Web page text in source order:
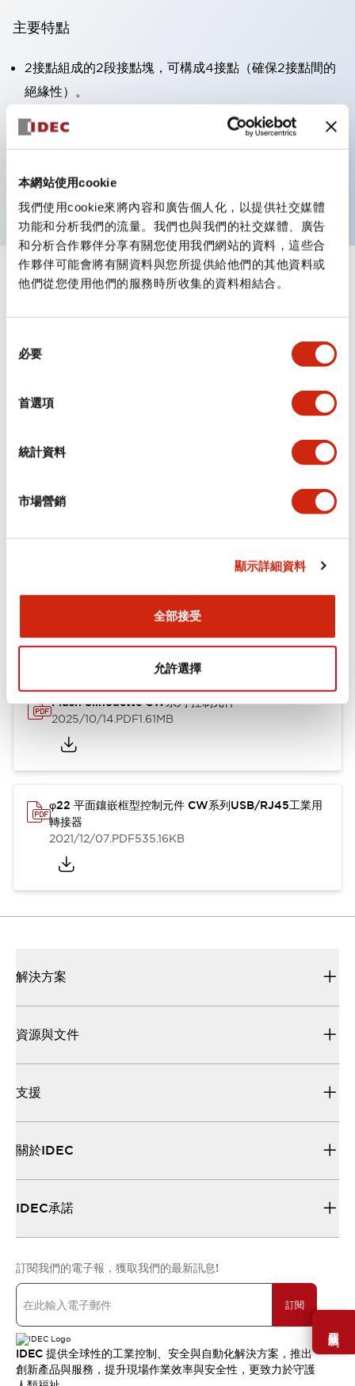
本網站使用cookie
我們使用cookie來將內容和廣告個人化，以提供社交媒體
功能和分析我們的流量。我們也與我們的社交媒體、廣告
和分析合作夥伴分享有關您使用我們網站的資料，這些合
作夥伴可能會將有關資料與您所提供給他們的其他資料或
他們從您使用他們的服務時所收集的資料相結合。
必要
首選項
統計資料
市場營銷
顯示詳細資料
全部接受
允許選擇
需要幫助嗎？
主要特點
2接點組成的2段接點塊，可構成4接點（確保2接點間的
絕緣性）。
面板深度39.9mm（※11段接點塊）、59.9mm（※22段
接點塊）。可實現省空間設計。
防護結構
規格
審美規範
環境規範
功能規格
機械規格
型錄和宣傳手冊 CAD檔 認證與標準
Flush Silhouette CW系列 控制元件
2025/10/14.PDF1.61MB
φ22 平面鑲嵌框型控制元件 CW系列USB/RJ45工業用
轉接器
2021/12/07.PDF535.16KB
解決方案
資源與文件
支援
關於IDEC
IDEC承諾
訂閱我們的電子報，獲取我們的最新訊息!
訂閱
IDEC 提供全球性的工業控制、安全與自動化解決方案，推出
創新產品與服務，提升現場作業效率與安全性，更致力於守護